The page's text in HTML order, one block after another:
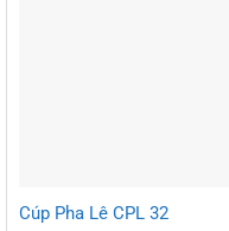
Cúp Pha Lê CPL 32